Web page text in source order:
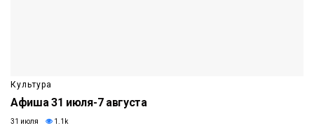
Культура
Афиша 31 июля-7 августа
31 июля 1.1k